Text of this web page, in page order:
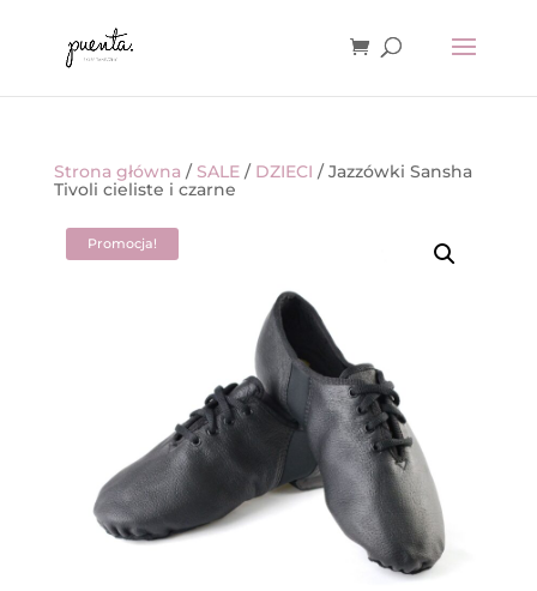
Strona główna / SALE/ DZIECI / Jazzówki Sansha
Tivoli cieliste i czarne
Promocja!